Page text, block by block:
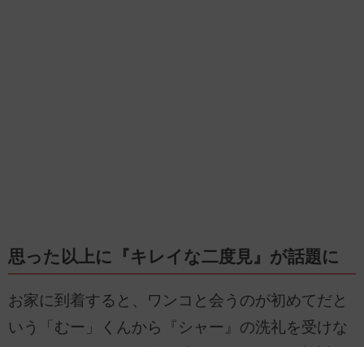
思った以上に『キレイな二度見』が話題に
お家に到着すると、ワンコと会うのが初めてだと
いう「むー」くんから『シャー』の洗礼を受けな